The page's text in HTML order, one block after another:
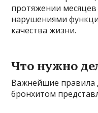
протяжении месяцев
нарушениями
качества жизни.
Что нужно
Важнейшие правила
бронхитом